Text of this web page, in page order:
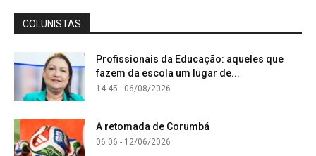
COLUNISTAS
Profissionais da Educação: aqueles que
fazem da escola um lugar de...
14:45 - 06/08/2026
A retomada de Corumbá
06:06 - 12/06/2026